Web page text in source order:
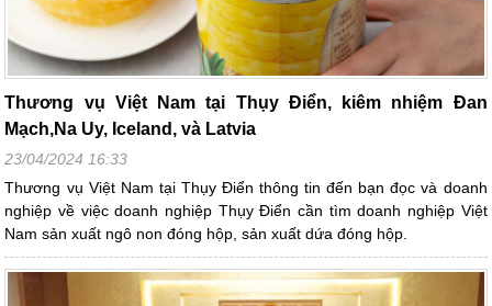
Thương vụ Việt Nam tại Thụy Điển, kiêm nhiệm Đan
Mạch,Na Uy, Iceland, và Latvia
23/04/2024 16:33
Thương vụ Việt Nam tại Thụy Điển thông tin đến bạn đọc và doanh
nghiệp về việc doanh nghiệp Thụy Điển cần tìm doanh nghiệp Việt
Nam sản xuất ngô non đóng hộp, sản xuất dứa đóng hộp.